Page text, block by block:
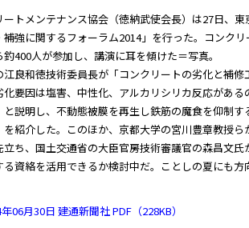
ートメンテナンス協会（徳納武使会長）は27日、
補強に関するフォーラム2014」を行った。コンク
400人が参加し、講演に耳を傾けた＝写真。
江良和徳技術委員長が「コンクリートの劣化と補
化要因は塩害、中性化、アルカリシリカ反応があ
と説明し、不動態被膜を再生し鉄筋の魔食を仰制
紹介した。このほか、京都大学の宮川豊章教授ら
立ち、国土交通省の大臣官房技術審議官の森昌文
る資絡を活用できるか検討中だ。ことしの夏にも方
06月30日 建通新聞社 PDF（228KB）